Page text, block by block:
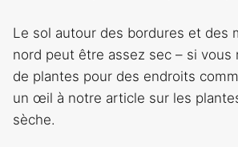
Le sol autour des bordures et des
nord peut être assez sec – si vous
de plantes pour des endroits
un œil à notre article sur les
sèche.